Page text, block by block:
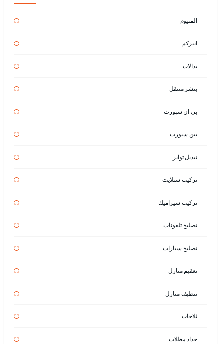
المنيوم
انتركم
بدالات
بنشر متنقل
بي ان سبورت
بين سبورت
تبديل تواير
تركيب ستلايت
تركيب سيراميك
تصليح تلفونات
تصليح سيارات
تعقيم منازل
تنظيف منازل
ثلاجات
حداد مظلات